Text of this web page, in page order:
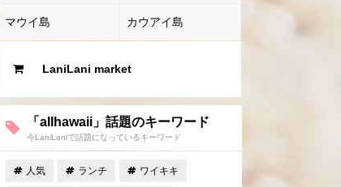
マウイ島 カウアイ島
LaniLani market
「allhawaii」話題のキーワード
今LaniLaniで話題になっているキーワード
人気 ランチ ワイキキ